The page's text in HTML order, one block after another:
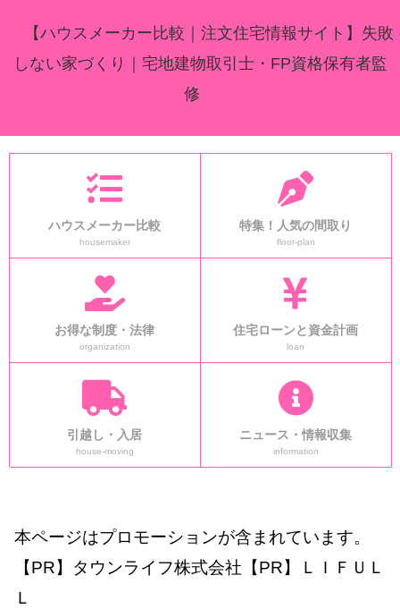
【ハウスメーカー比較｜注文住宅情報サイト】失敗
しない家づくり｜宅地建物取引士・FP資格保有者監
修
ハウスメーカー比較
housemaker
特集！人気の間取り
floor-plan
お得な制度・法律
organization
住宅ローンと資金計画
loan
引越し・入居
house-moving
ニュース・情報収集
information
本ページはプロモーションが含まれています。
【PR】タウンライフ株式会社【PR】ＬＩＦＵＬ
Ｌ